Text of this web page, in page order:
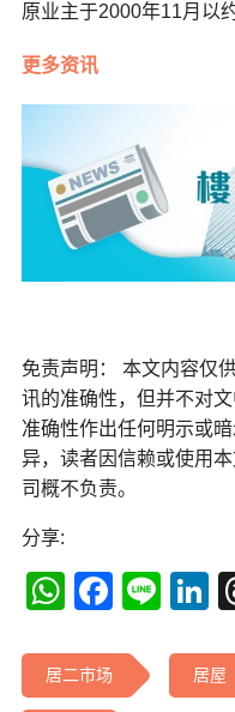
原业主于2000年11月以
更多资讯
免责声明： 本文内容仅
讯的准确性，但并不对
准确性作出任何明示或
异，读者因信赖或使用
司概不负责。
分享:
居二市场 居屋